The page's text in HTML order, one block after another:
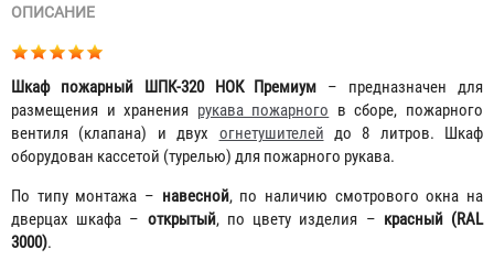
ОПИСАНИЕ
Шкаф пожарный ШПК-320 НОК Премиум – предназначен для
размещения и хранения рукава пожарного в сборе, пожарного
вентиля (клапана) и двух огнетушителей до 8 литров. Шкаф
оборудован кассетой (турелью) для пожарного рукава.
По типу монтажа – навесной, по наличию смотрового окна на
дверцах шкафа – открытый, по цвету изделия – красный (RAL
3000).